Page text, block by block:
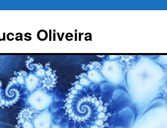
Oliveira